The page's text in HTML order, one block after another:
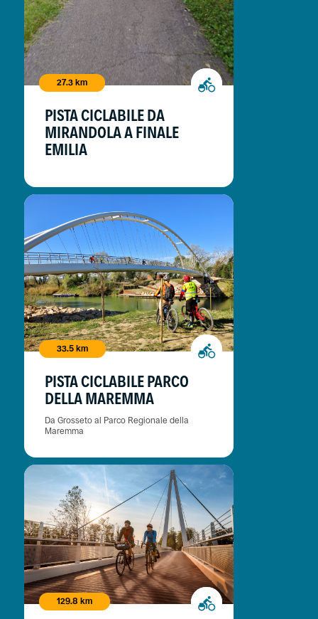
27.3 km
PISTA CICLABILE DA
MIRANDOLA A FINALE
EMILIA
33.5 km
PISTA CICLABILE PARCO
DELLA MAREMMA
Da Grosseto al Parco Regionale della
Maremma
129.8 km